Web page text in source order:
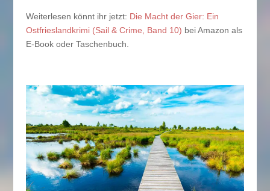
Weiterlesen könnt ihr jetzt: Die Macht der Gier: Ein
Ostfrieslandkrimi (Sail & Crime, Band 10) bei Amazon als
E-Book oder Taschenbuch.